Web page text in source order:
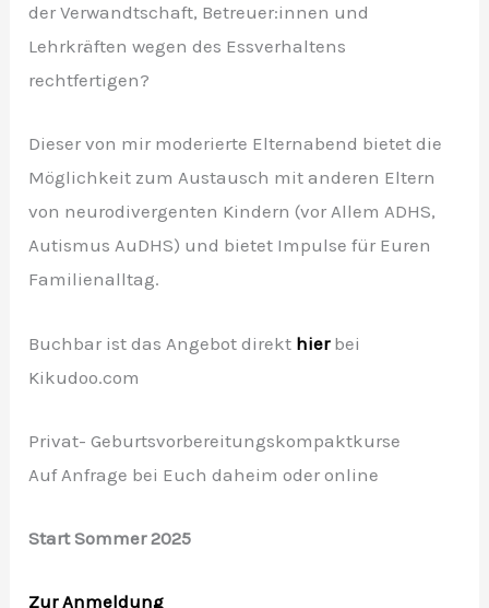
der Verwandtschaft, Betreuer:innen und
Lehrkräften wegen des Essverhaltens
rechtfertigen?
Dieser von mir moderierte Elternabend bietet die
Möglichkeit zum Austausch mit anderen Eltern
von neurodivergenten Kindern (vor Allem ADHS,
Autismus AuDHS) und bietet Impulse für Euren
Familienalltag.
Buchbar ist das Angebot direkt hier bei
Kikudoo.com
Privat- Geburtsvorbereitungskompaktkurse
Auf Anfrage bei Euch daheim oder online
Start Sommer 2025
Zur Anmeldung